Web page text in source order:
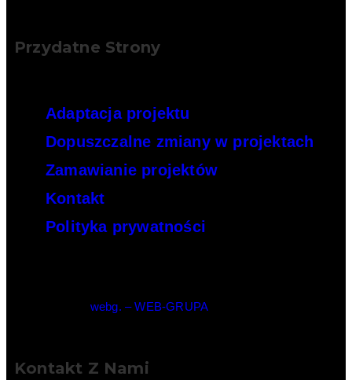
Przydatne Strony
Adaptacja projektu
Dopuszczalne zmiany w projektach
Zamawianie projektów
Kontakt
Polityka prywatności
webg. – WEB-GRUPA
Kontakt Z Nami